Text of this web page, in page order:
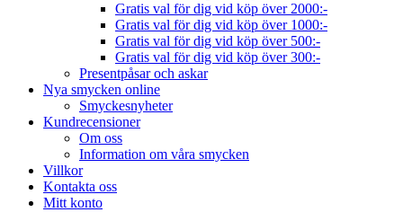
Gratis val för dig vid köp över 2000:-
Gratis val för dig vid köp över 1000:-
Gratis val för dig vid köp över 500:-
Gratis val för dig vid köp över 300:-
Presentpåsar och askar
Nya smycken online
Smyckesnyheter
Kundrecensioner
Om oss
Information om våra smycken
Villkor
Kontakta oss
Mitt konto